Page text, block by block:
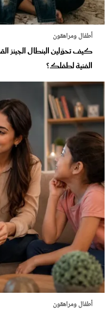
أطفال ومراهقون
كيف تحوّلين البنطال الجينز
الفنية لطفلك؟
أطفال ومراهقون